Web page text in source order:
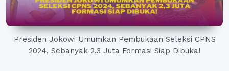
Presiden Jokowi Umumkan Pembukaan Seleksi CPNS
2024, Sebanyak 2,3 Juta Formasi Siap Dibuka!